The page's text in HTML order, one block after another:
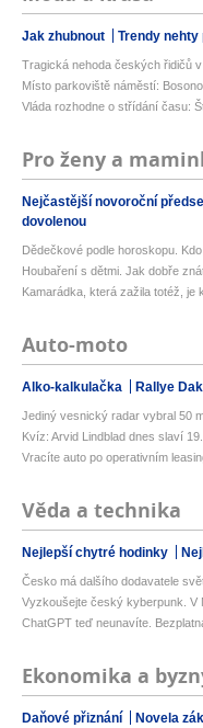
Jak zhubnout Trendy nehty
Tragická nehoda českých řidičů
Místo parkoviště náměstí:
Vláda rozhodne o střídání času:
Pro ženy a
Nejčastější novoroční
dovolenou
Dědečkové podle horoskopu.
Houbaření s dětmi. Jak dobře
Kamarádka, která zažila totéž, je
Auto-moto
Alko-kalkulačka Rallye
Jediný vesnický radar vybral 50
Kvíz: Arvid Lindblad dnes slaví
Vracíte auto po operativním
Věda a technika
Nejlepší chytré hodinky
Česko má dalšího dodavatele
Vyzkoušejte český kyberpunk. V
ChatGPT teď neunavíte.
Ekonomika a
Daňové přiznání Novela